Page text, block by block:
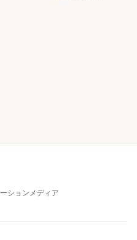
ションメディア